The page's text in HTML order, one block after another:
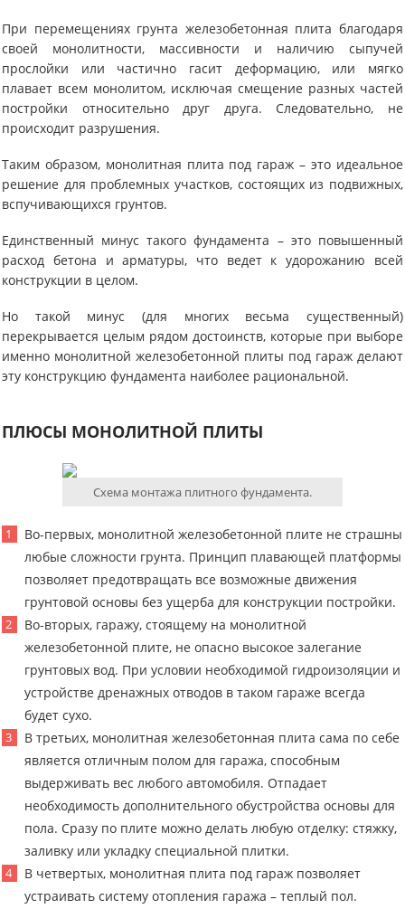
При перемещениях грунта железобетонная плита благодаря
своей монолитности, массивности и наличию сыпучей
прослойки или частично гасит деформацию, или мягко
плавает всем монолитом, исключая смещение разных частей
постройки относительно друг друга. Следовательно, не
происходит разрушения.
Таким образом, монолитная плита под гараж – это идеальное
решение для проблемных участков, состоящих из подвижных,
вспучивающихся грунтов.
Единственный минус такого фундамента – это повышенный
расход бетона и арматуры, что ведет к удорожанию всей
конструкции в целом.
Но такой минус (для многих весьма существенный)
перекрывается целым рядом достоинств, которые при выборе
именно монолитной железобетонной плиты под гараж делают
эту конструкцию фундамента наиболее рациональной.
ПЛЮСЫ МОНОЛИТНОЙ ПЛИТЫ
Схема монтажа плитного фундамента.
Во-первых, монолитной железобетонной плите не страшны
любые сложности грунта. Принцип плавающей платформы
позволяет предотвращать все возможные движения
грунтовой основы без ущерба для конструкции постройки.
Во-вторых, гаражу, стоящему на монолитной
железобетонной плите, не опасно высокое залегание
грунтовых вод. При условии необходимой гидроизоляции и
устройстве дренажных отводов в таком гараже всегда
будет сухо.
В третьих, монолитная железобетонная плита сама по себе
является отличным полом для гаража, способным
выдерживать вес любого автомобиля. Отпадает
необходимость дополнительного обустройства основы для
пола. Сразу по плите можно делать любую отделку: стяжку,
заливку или укладку специальной плитки.
В четвертых, монолитная плита под гараж позволяет
устраивать систему отопления гаража – теплый пол.